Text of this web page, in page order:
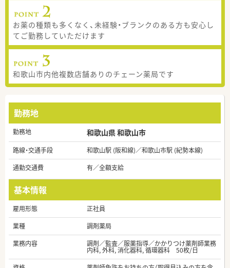
お薬の種類も多くなく、未経験・ブランクのある方も安心し
てご勤務していただけます
和歌山市内他複数店舗ありのチェーン薬局です
勤務地
勤務地 和歌山県 和歌山市
路線・交通手段
和歌山駅 (阪和線)／和歌山市駅 (紀勢本線)
通勤交通費
有／全額支給
基本情報
雇用形態
正社員
業種
調剤薬局
業務内容
調剤／監査／服薬指導／かかりつけ薬剤師業務
内科, 外科, 消化器科, 循環器科 50枚/日